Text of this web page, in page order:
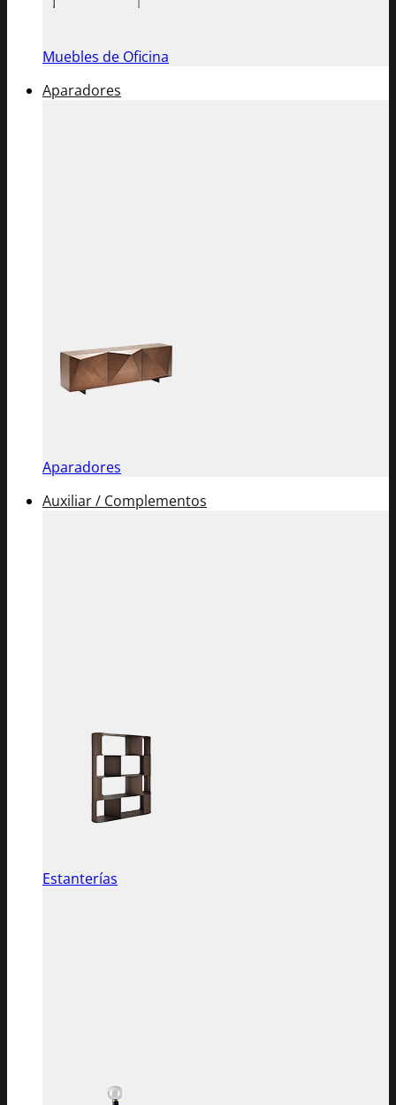
Muebles de Oficina
Aparadores
Aparadores
Auxiliar / Complementos
Estanterías